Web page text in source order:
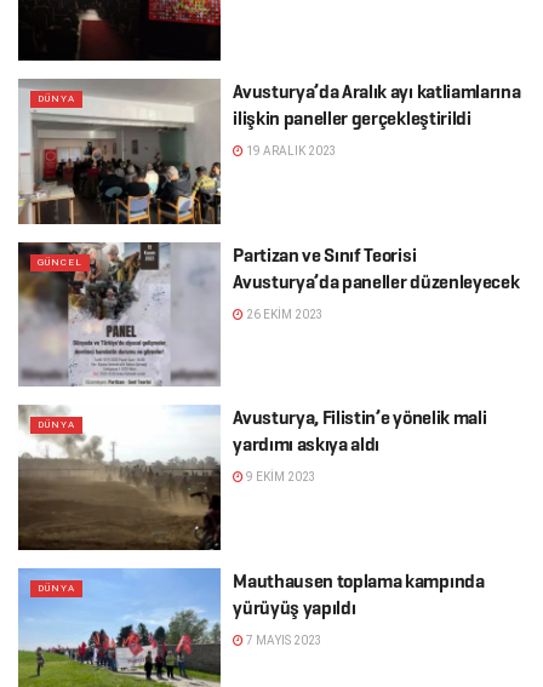
DÜNYA
Avusturya’da Aralık ayı katliamlarına
ilişkin paneller gerçekleştirildi
19 ARALIK 2023
GÜNCEL
Partizan ve Sınıf Teorisi
Avusturya’da paneller düzenleyecek
26 EKIM 2023
DÜNYA
Avusturya, Filistin’e yönelik mali
yardımı askıya aldı
9 EKIM 2023
DÜNYA
Mauthausen toplama kampında
yürüyüş yapıldı
7 MAYIS 2023